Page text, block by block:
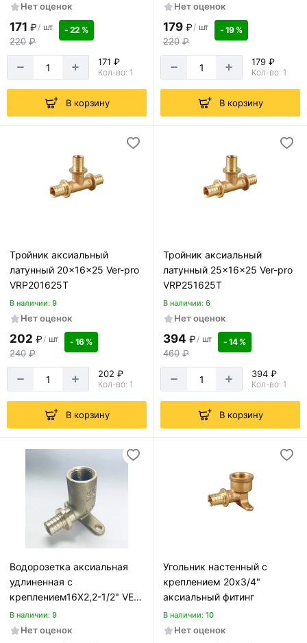
Нет оценок
171 ₽/ шт
220 ₽
- 22 %
171 ₽
Кол-во: 1
В корзину
Нет оценок
179 ₽/ шт
220 ₽
- 19 %
179 ₽
Кол-во: 1
В корзину
Тройник аксиальный
латунный 20x16x25 Ver-pro
VRP201625T
В наличии: 9
Нет оценок
202 ₽/ шт
240 ₽
- 16 %
202 ₽
Кол-во: 1
В корзину
Тройник аксиальный
латунный 25x16x25 Ver-pro
VRP251625T
В наличии: 6
Нет оценок
394 ₽/ шт
460 ₽
- 14 %
394 ₽
Кол-во: 1
В корзину
Водорозетка аксиальная
удлиненная с
креплением16X2,2-1/2" VER-
PRO VIEIR
В наличии: 9
Нет оценок
Угольник настенный с
креплением 20х3/4"
аксиальный фитинг
В наличии: 10
Нет оценок